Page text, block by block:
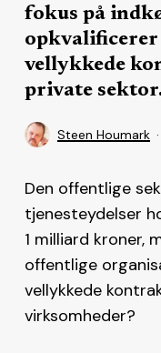
fokus på
opkvalificerer
vellykkede
private
Steen Houmark
Den offentlige
tjenesteydelser
1 milliard kroner,
offentlige
vellykkede
virksomheder?